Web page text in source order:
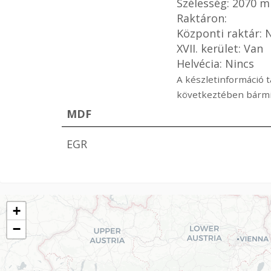
Szélesség: 2070
Raktáron:
Központi raktár:
XVII. kerület: Van
Helvécia: Nincs
A készletinformáció
következtében
MDF
EGR
+
−